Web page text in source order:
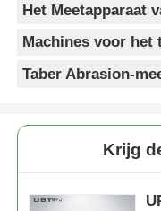
Het Meetapparaat
Machines voor het
Taber Abrasion-
Krijg